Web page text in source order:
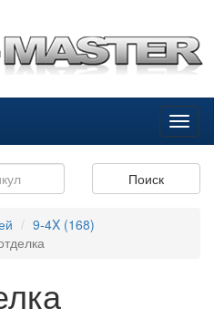
Поиск
9-4X (168)